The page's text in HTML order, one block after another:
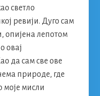
светло
ревији. Дуго сам
опијена лепотом
овај
да сам све ове
природе, где
моје мисли